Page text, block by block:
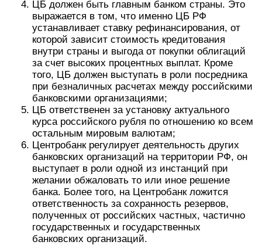
ЦБ должен быть главным банком страны. Это
выражается в том, что именно ЦБ РФ
устанавливает ставку рефинансирования, от
которой зависит стоимость кредитования
внутри страны и выгода от покупки облигаций
за счет высоких процентных выплат. Кроме
того, ЦБ должен выступать в роли посредника
при безналичных расчетах между российскими
банковскими организациями;
ЦБ ответственен за установку актуального
курса российского рубля по отношению ко всем
остальным мировым валютам;
Центробанк регулирует деятельность других
банковских организаций на территории РФ, он
выступает в роли одной из инстанций при
желании обжаловать то или иное решение
банка. Более того, на Центробанк ложится
ответственность за сохранность резервов,
полученных от российских частных, частично
государственных и государственных
банковских организаций.